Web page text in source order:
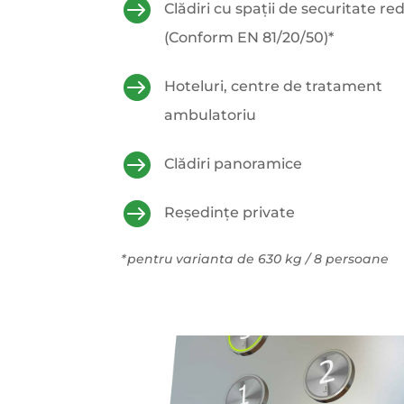

Clădiri cu spații de securitate
(Conform EN 81/20/50)*

Hoteluri, centre de tratament
ambulatoriu
 Clădiri panoramice
 Reședințe private
*pentru varianta de 630 kg / 8 persoane